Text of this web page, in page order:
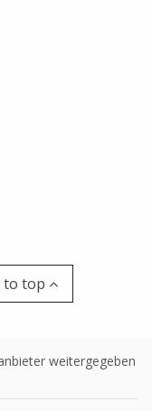
to top
weitergegeben